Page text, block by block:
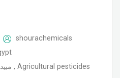
shourachemicals
, Agricultural pesticides